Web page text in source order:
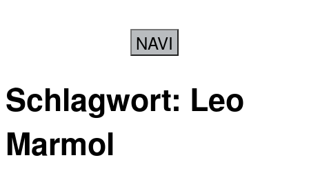
NAVI
Schlagwort: Leo
Marmol